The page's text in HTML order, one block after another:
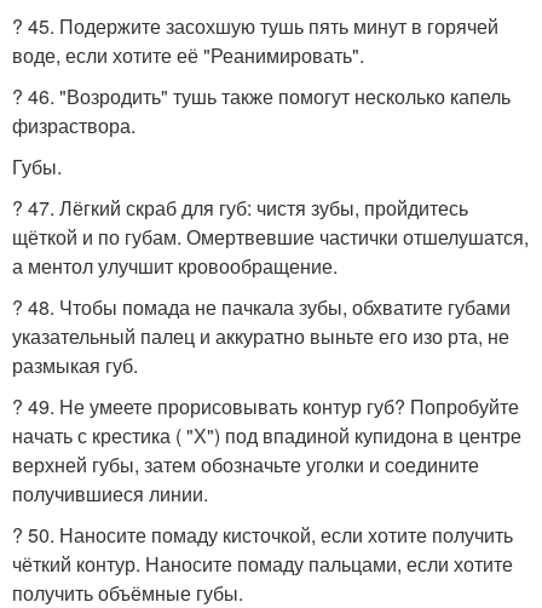
? 45. Подержите засохшую тушь пять минут в горячей
воде, если хотите её "Реанимировать".
? 46. "Возродить" тушь также помогут несколько капель
физраствора.
Губы.
? 47. Лёгкий скраб для губ: чистя зубы, пройдитесь
щёткой и по губам. Омертвевшие частички отшелушатся,
а ментол улучшит кровообращение.
? 48. Чтобы помада не пачкала зубы, обхватите губами
указательный палец и аккуратно выньте его изо рта, не
размыкая губ.
? 49. Не умеете прорисовывать контур губ? Попробуйте
начать с крестика ( "Х") под впадиной купидона в центре
верхней губы, затем обозначьте уголки и соедините
получившиеся линии.
? 50. Наносите помаду кисточкой, если хотите получить
чёткий контур. Наносите помаду пальцами, если хотите
получить объёмные губы.